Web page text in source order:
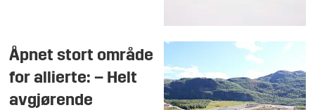
Åpnet stort område
for allierte: – Helt
avgjørende